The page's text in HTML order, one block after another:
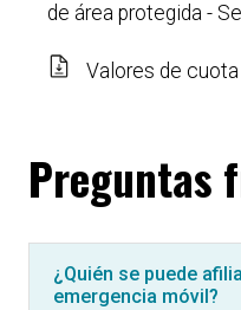
de área protegida -
Valores de cuota
Preguntas
¿Quién se puede
emergencia móvil?